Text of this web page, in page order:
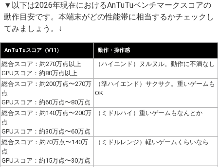
▼以下は2026年現在におけるAnTuTuベンチマークスコアの
動作目安です。本端末がどの性能帯に相当するかチェックし
てみましょう。↓
AnTuTuスコア（V11） 動作・操作感
総合スコア：約270万点以上
GPUスコア：約80万点以上
（ハイエンド）ヌルヌル。動作に不満なし
総合スコア：約200万点〜270万
点
GPUスコア：約60万点〜80万点
（準ハイエンド）サクサク。重いゲームも
OK
総合スコア：約140万点〜200万
点
GPUスコア：約30万点〜60万点
（ミドルハイ）重いゲームもなんとか
総合スコア：約70万点〜140万
点
GPUスコア：約15万点〜30万点
（ミドルレンジ）軽いゲームくらいなら